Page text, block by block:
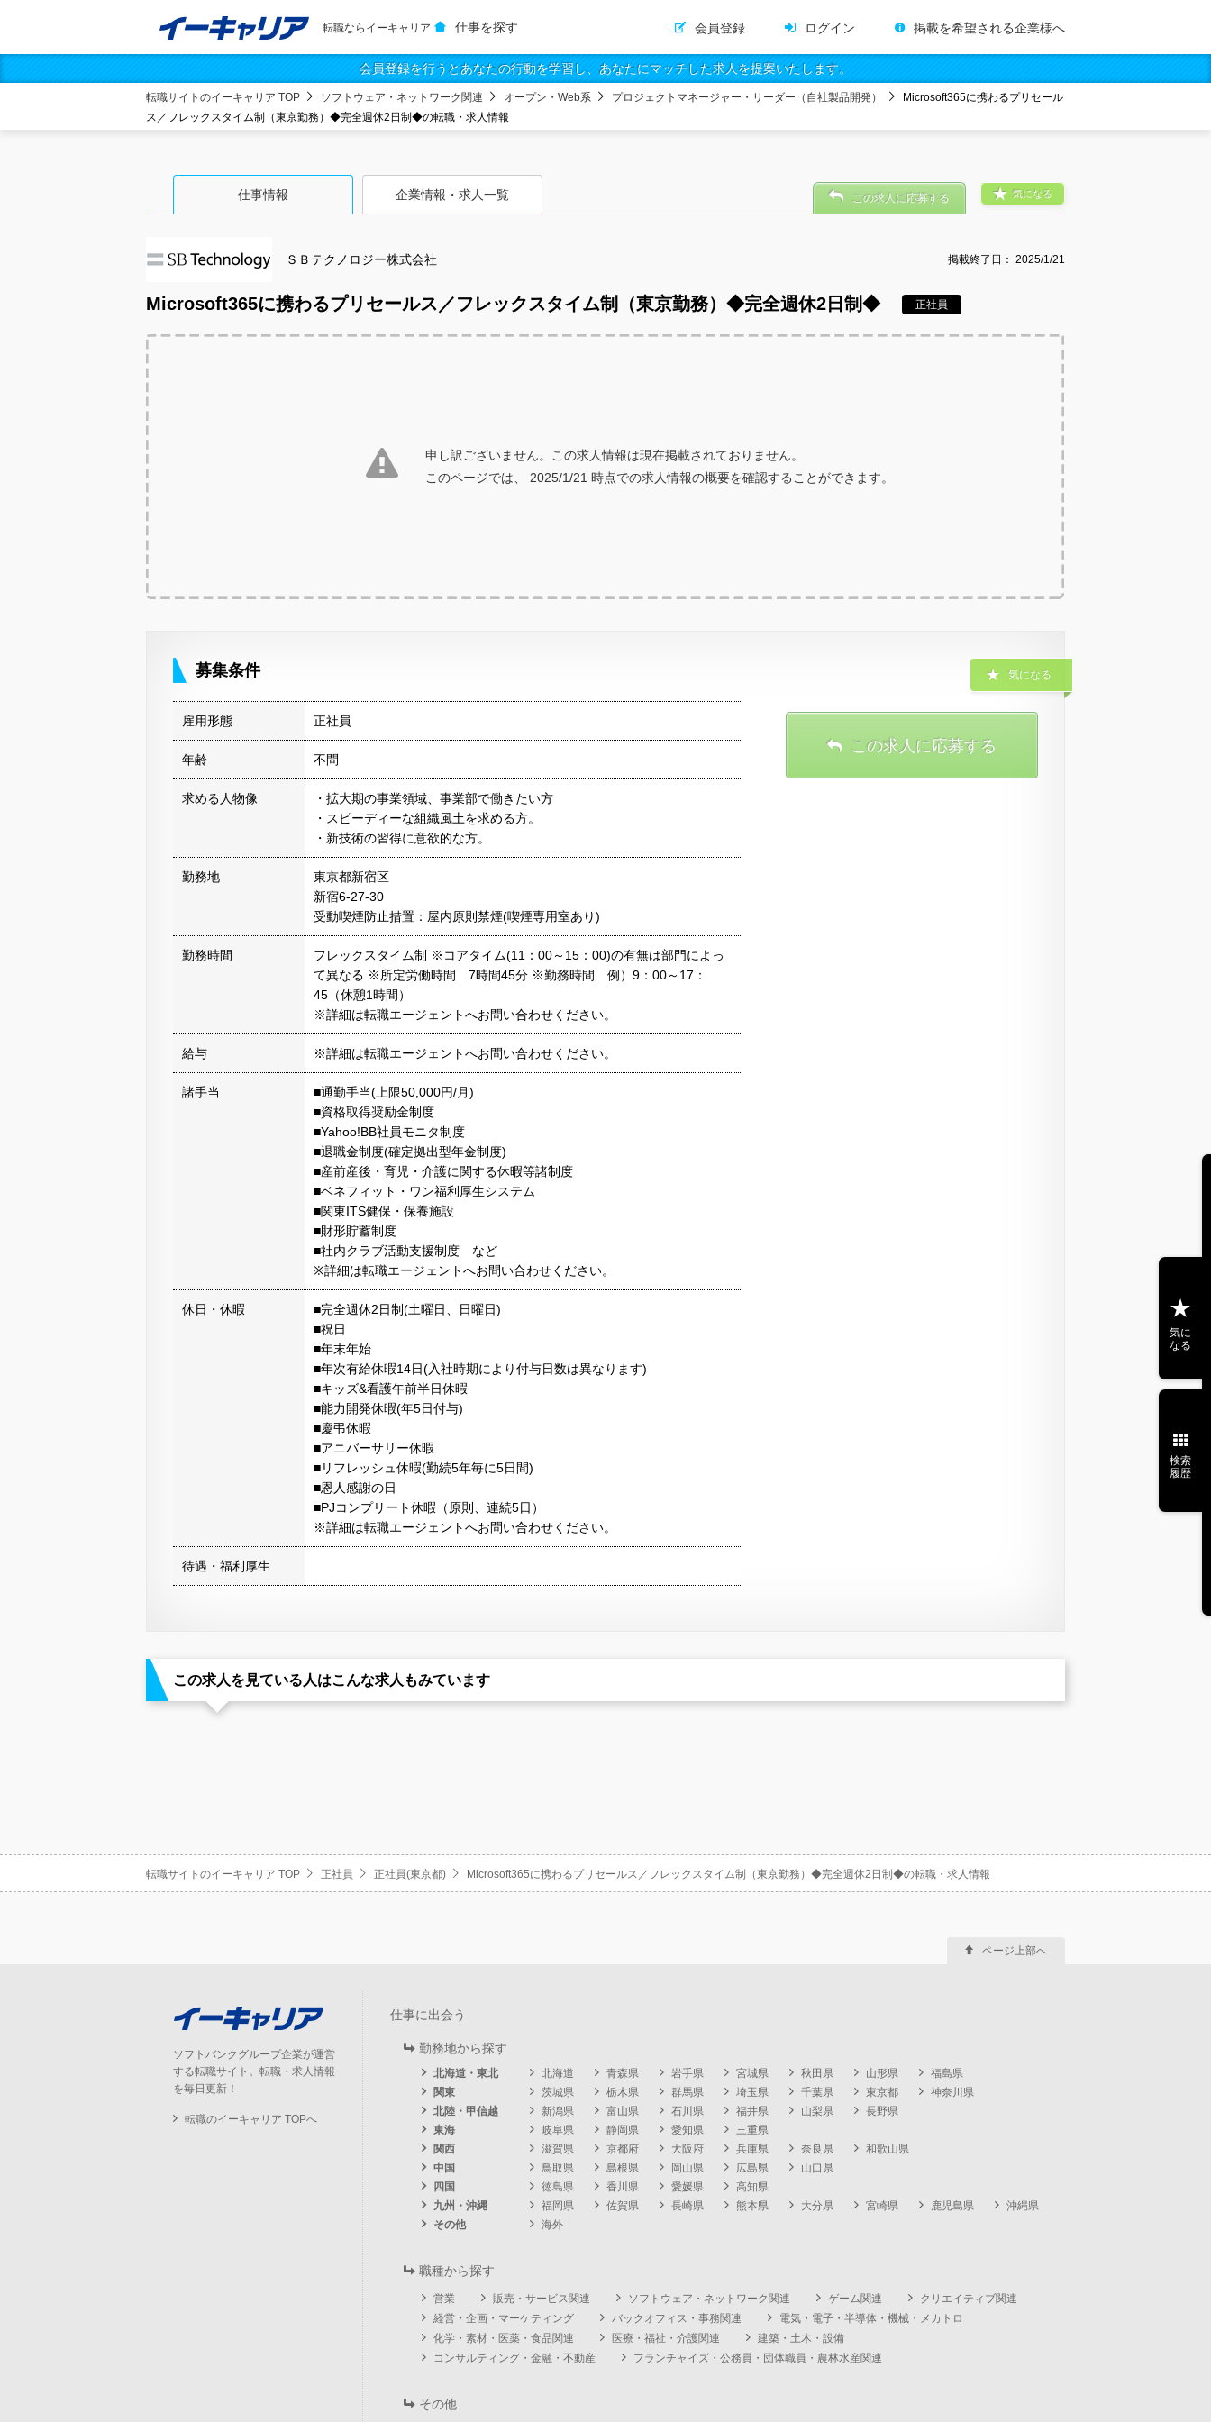
転職ならイーキャリア 仕事を探す 会員登録 ログイン 掲載を希望される企業様へ
会員登録を行うとあなたの行動を学習し、あなたにマッチした求人を提案いたします。
転職サイトのイーキャリア TOP ソフトウェア・ネットワーク関連 オープン・Web系 プロジェクトマネージャー・リーダー（自社製品開発）
Microsoft365に携わるプリセール
ス／フレックスタイム制（東京勤務）◆完全週休2日制◆の転職・求人情報
仕事情報 企業情報・求人一覧
ＳＢテクノロジー株式会社 掲載終了日： 2025/1/21
Microsoft365に携わるプリセールス／フレックスタイム制（東京勤務）◆完全週休2日制◆ 正社員
気になる
この求人に応募する
申し訳ございません。この求人情報は現在掲載されておりません。
このページでは、 2025/1/21 時点での求人情報の概要を確認することができます。
募集条件
雇用形態 正社員
年齢 不問
求める人物像
・拡大期の事業領域、事業部で働きたい方
・スピーディーな組織風土を求める方。
・新技術の習得に意欲的な方。
勤務地
東京都新宿区
新宿6-27-30
受動喫煙防止措置：屋内原則禁煙(喫煙専用室あり)
勤務時間
フレックスタイム制 ※コアタイム(11：00～15：00)の有無は部門によっ
て異なる ※所定労働時間 7時間45分 ※勤務時間 例）9：00～17：
45（休憩1時間）
※詳細は転職エージェントへお問い合わせください。
給与 ※詳細は転職エージェントへお問い合わせください。
諸手当
■通勤手当(上限50,000円/月)
■資格取得奨励金制度
■Yahoo!BB社員モニタ制度
■退職金制度(確定拠出型年金制度)
■産前産後・育児・介護に関する休暇等諸制度
■ベネフィット・ワン福利厚生システム
■関東ITS健保・保養施設
■財形貯蓄制度
■社内クラブ活動支援制度 など
※詳細は転職エージェントへお問い合わせください。
休日・休暇
■完全週休2日制(土曜日、日曜日)
■祝日
■年末年始
■年次有給休暇14日(入社時期により付与日数は異なります)
■キッズ&看護午前半日休暇
■能力開発休暇(年5日付与)
■慶弔休暇
■アニバーサリー休暇
■リフレッシュ休暇(勤続5年毎に5日間)
■恩人感謝の日
■PJコンプリート休暇（原則、連続5日）
※詳細は転職エージェントへお問い合わせください。
待遇・福利厚生
気になる
この求人に応募する
この求人を見ている人はこんな求人もみています
転職サイトのイーキャリア TOP 正社員 正社員(東京都) Microsoft365に携わるプリセールス／フレックスタイム制（東京勤務）◆完全週休2日制◆の転職・求人情報
気に
なる
検索
履歴
ソフトバンクグループ企業が運営
する転職サイト。転職・求人情報
を毎日更新！
転職のイーキャリア TOPへ
仕事に出会う
勤務地から探す
北海道・東北 北海道 青森県 岩手県 宮城県 秋田県 山形県
福島県
関東
茨城県 栃木県 群馬県 埼玉県 千葉県 東京都
神奈川県
北陸・甲信越
新潟県 富山県 石川県 福井県 山梨県
長野県
東海
岐阜県 静岡県 愛知県
三重県
関西
滋賀県 京都府 大阪府 兵庫県 奈良県
和歌山県
中国
鳥取県 島根県 岡山県 広島県
山口県
四国
徳島県 香川県 愛媛県
高知県
九州・沖縄
福岡県 佐賀県 長崎県 熊本県 大分県 宮崎県 鹿児島県
沖縄県
その他
海外
職種から探す
営業 販売・サービス関連 ソフトウェア・ネットワーク関連 ゲーム関連
クリエイティブ関連
経営・企画・マーケティング
バックオフィス・事務関連
電気・電子・半導体・機械・メカトロ
化学・素材・医薬・食品関連
医療・福祉・介護関連
建築・土木・設備
コンサルティング・金融・不動産
フランチャイズ・公務員・団体職員・農林水産関連
その他
ページ上部へ